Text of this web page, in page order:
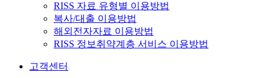
RISS 자료 유형별 이용방법
복사/대출 이용방법
해외전자자료 이용방법
RISS 정보취약계층 서비스 이용방법
고객센터